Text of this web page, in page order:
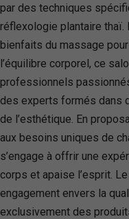
par des techniques
réflexologie plantaire thaï.
bienfaits du massage
l’équilibre corporel, ce
professionnels
des experts formés dans
de l’esthétique. En
aux besoins uniques de
s’engage à offrir une
corps et apaise l’esprit.
engagement envers la
exclusivement des